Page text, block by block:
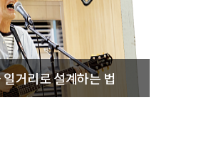
거리로 설계하는 법